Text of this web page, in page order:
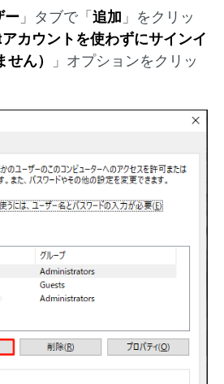
ー 」タブで「 追加 」をクリッ
カウントを使わずにサインイ
ん）
」オプションをクリッ